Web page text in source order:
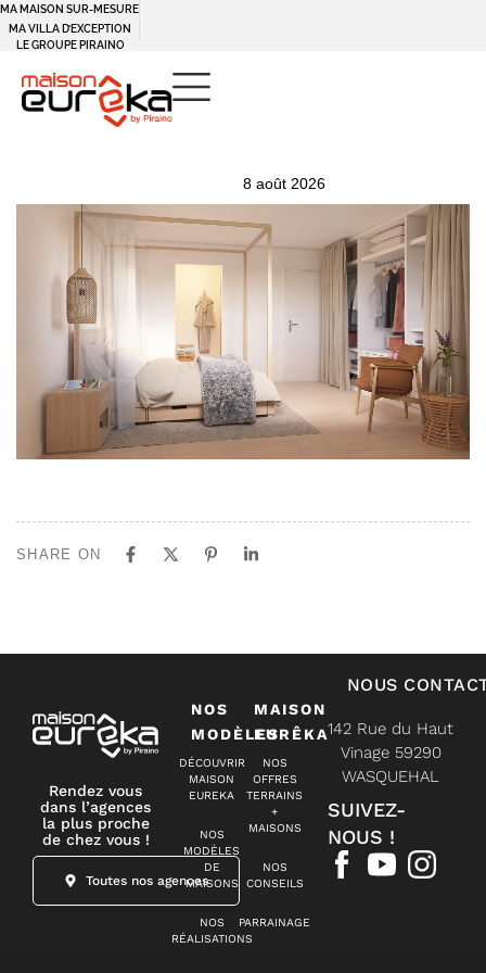
MA MAISON SUR-MESURE
MA VILLA D’EXCEPTION
LE GROUPE PIRAINO
8 août 2026
SHARE ON
Rendez vous
dans l’agences
la plus proche
de chez vous !
Toutes nos agences
NOS
MODÈLES
DÉCOUVRIR
MAISON
EUREKA
NOS
MODÈLES
DE
MAISONS
NOS
RÉALISATIONS
MAISON
EURÊKA
NOS
OFFRES
TERRAINS
+
MAISONS
NOS
CONSEILS
PARRAINAGE
NOUS
142 Rue du Haut
Vinage 59290
WASQUEHAL
SUIVEZ-
NOUS !
Panneau de gestion des cookies